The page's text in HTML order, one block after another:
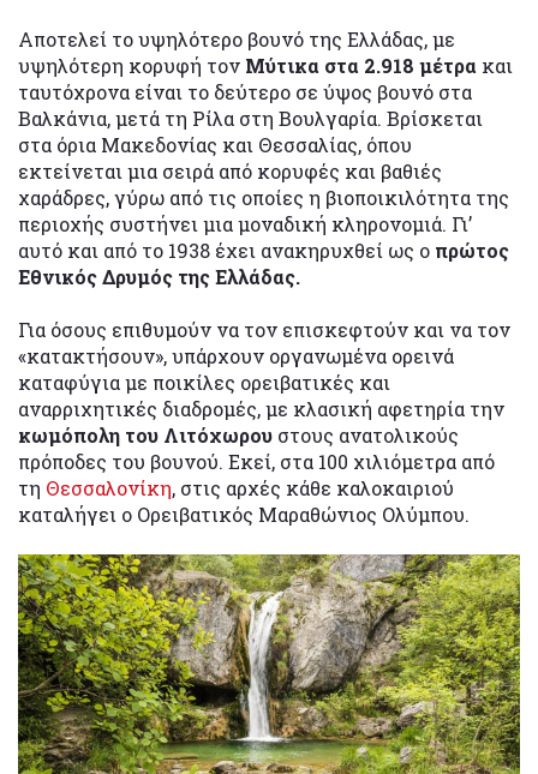
Αποτελεί το υψηλότερο βουνό της Ελλάδας, με
υψηλότερη κορυφή τον Μύτικα στα 2.918 μέτρα και
ταυτόχρονα είναι το δεύτερο σε ύψος βουνό στα
Βαλκάνια, μετά τη Ρίλα στη Βουλγαρία. Βρίσκεται
στα όρια Μακεδονίας και Θεσσαλίας, όπου
εκτείνεται μια σειρά από κορυφές και βαθιές
χαράδρες, γύρω από τις οποίες η βιοποικιλότητα της
περιοχής συστήνει μια μοναδική κληρονομιά. Γι’
αυτό και από το 1938 έχει ανακηρυχθεί ως ο πρώτος
Εθνικός Δρυμός της Ελλάδας.
Για όσους επιθυμούν να τον επισκεφτούν και να τον
«κατακτήσουν», υπάρχουν οργανωμένα ορεινά
καταφύγια με ποικίλες ορειβατικές και
αναρριχητικές διαδρομές, με κλασική αφετηρία την
κωμόπολη του Λιτόχωρου στους ανατολικούς
πρόποδες του βουνού. Εκεί, στα 100 χιλιόμετρα από
τη Θεσσαλονίκη, στις αρχές κάθε καλοκαιριού
καταλήγει ο Ορειβατικός Μαραθώνιος Ολύμπου.